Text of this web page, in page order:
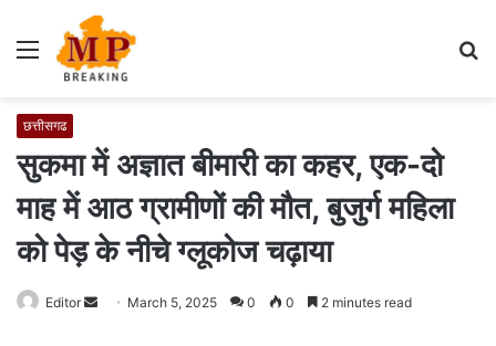
Menu
छत्तीसगढ
सुकमा में अज्ञात बीमारी का कहर, एक-दो
माह में आठ ग्रामीणों की मौत, बुजुर्ग महिला
को पेड़ के नीचे ग्लूकोज चढ़ाया
Editor March 5, 2025 0 0 2 minutes read